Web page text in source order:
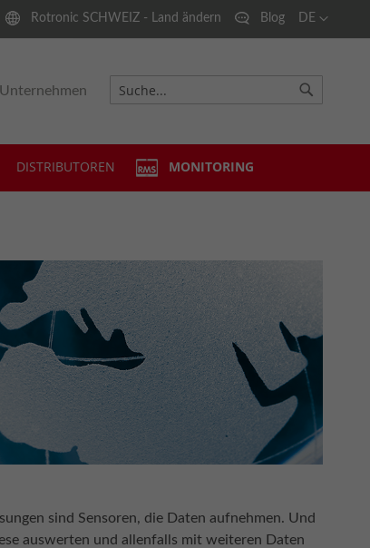
Language
DE
Rotronic SCHWEIZ - Land ändern Blog
Unternehmen
DISTRIBUTOREN MONITORING
sind Sensoren, die Daten aufnehmen. Und
auswerten und allenfalls mit weiteren Daten